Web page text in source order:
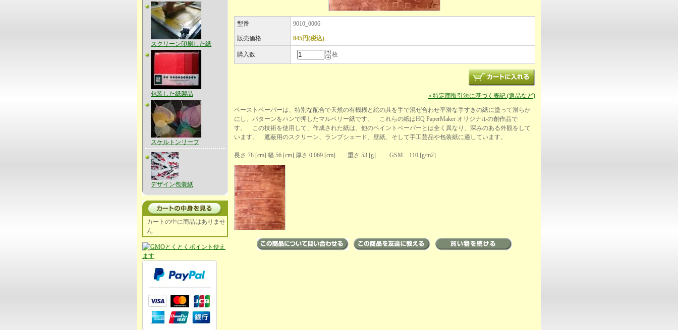
スクリーン印刷した紙
包装した紙製品
スケルトンリーフ
デザイン包装紙
カートの中に商品はありませ
ん
型番 9010_0006
販売価格 845円(税込)
購入数 枚
» 特定商取引法に基づく表記 (返品など)
ペーストペーパーは、特別な配合で天然の有機糊と絵の具を手で混ぜ合わせ平滑な手すきの紙に塗って滑らか
にし、パターンをハンで押したマルベリー紙です。 これらの紙はHQ PaperMaker オリジナルの創作品で
す。 この技術を使用して、作成された紙は、他のペイントペーパーとは全く異なり、深みのある外観をして
います。 遮蔽用のスクリーン、ランプシェード、壁紙、そして手工芸品や包装紙に適しています。
長さ 78 [cm] 幅 56 [cm] 厚さ 0.069 [cm] 重さ 53 [g] GSM 110 [g/m2]